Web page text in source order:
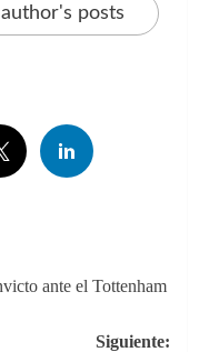
posts
ante el Tottenham
Siguiente: